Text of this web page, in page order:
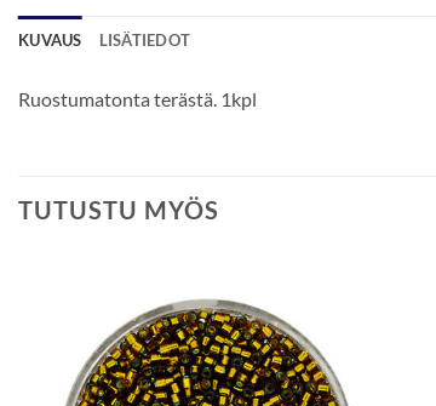
KUVAUS LISÄTIEDOT
Ruostumatonta terästä. 1kpl
TUTUSTU MYÖS